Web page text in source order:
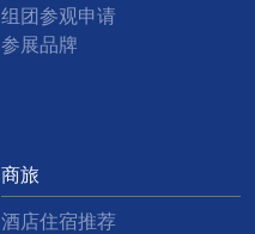
组团参观申请
参展品牌
商旅
酒店住宿推荐